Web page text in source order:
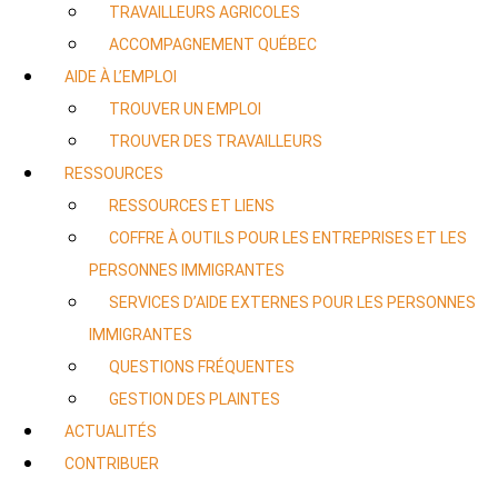
TRAVAILLEURS AGRICOLES
ACCOMPAGNEMENT QUÉBEC
AIDE À L’EMPLOI
TROUVER UN EMPLOI
TROUVER DES TRAVAILLEURS
RESSOURCES
RESSOURCES ET LIENS
COFFRE À OUTILS POUR LES ENTREPRISES ET LES
PERSONNES IMMIGRANTES
SERVICES D’AIDE EXTERNES POUR LES PERSONNES
IMMIGRANTES
QUESTIONS FRÉQUENTES
GESTION DES PLAINTES
ACTUALITÉS
CONTRIBUER